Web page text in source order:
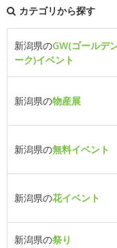
カテゴリから探す
新潟県のGW(ゴールデ
ーク)イベント
新潟県の物産展
新潟県の無料イベント
新潟県の花イベント
新潟県の祭り